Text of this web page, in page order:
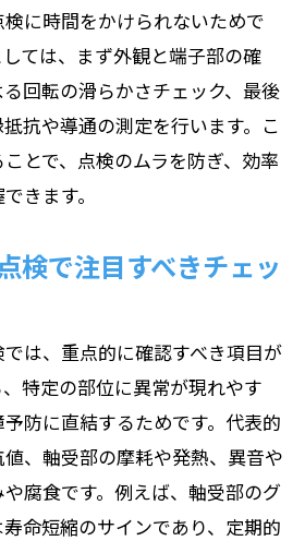
に時間をかけられないためで
ては、まず外観と端子部の確
回転の滑らかさチェック、最後
抗や導通の測定を行います。こ
とで、点検のムラを防ぎ、効率
きます。
検で注目すべきチェッ
は、重点的に確認すべき項目が
特定の部位に異常が現れやす
防に直結するためです。代表的
、軸受部の摩耗や発熱、異音や
腐食です。例えば、軸受部のグ
命短縮のサインであり、定期的